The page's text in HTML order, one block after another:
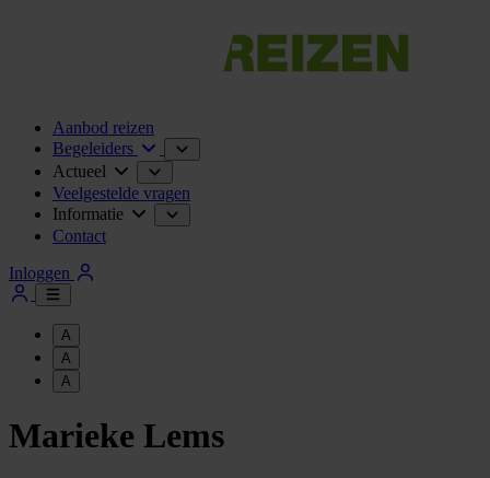
Aanbod reizen
Begeleiders
Actueel
Veelgestelde vragen
Informatie
Contact
Inloggen
A
A
A
Marieke Lems